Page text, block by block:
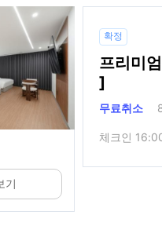
기
확정
프리미
]
무료취소
체크인